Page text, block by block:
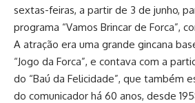
sextas-feiras, a partir de 3 de junho,
programa “Vamos Brincar de Forca”,
A atração era uma grande gincana
“Jogo da Forca”, e contava com a
do “Baú da Felicidade”, que também
do comunicador há 60 anos, desde